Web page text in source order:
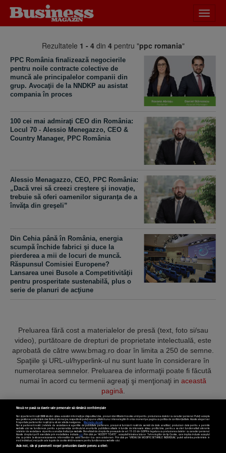
meniu
Rezultatele 1 - 4din 4pentru "ppc romania"
PPC România finalizează negocierile
pentru noile contracte colective de
muncă ale principalelor companii din
grup. Avocaţii de la NNDKP au asistat
compania în proces
100 cei mai admiraţi CEO din România:
Locul 70 - Alessio Menegazzo, CEO &
Country Manager, PPC România
Alessio Menagazzo, CEO, PPC România:
„Dacă vrei să creezi creştere şi inovaţie,
trebuie să oferi oamenilor siguranţa de a
învăţa din greşeli”
Din Cehia până în România, energia
scumpă închide fabrici şi duce la
pierderea a mii de locuri de muncă.
Răspunsul Comisiei Europene?
Lansarea unei Busole a Competitivităţii
pentru prosperitate sustenabilă, plus o
serie de planuri de acţiune
Preluarea fără cost a materialelor de presă (text, foto si/sau
video), purtătoare de drepturi de proprietate intelectuală, este
aprobată de către www.bmag.ro doar în limita a 250 de semne.
Spaţiile şi URL-ul/hyperlink-ul nu sunt luate în considerare în
numerotarea semnelor. Preluarea de informaţii poate fi făcută
numai în acord cu termenii agreaţi şi menţionaţi in această
pagină
Termeni și condiții Confidențialitate Cookies Contact
Copyright © 2025 BUSINESSMEX S.A.
Nouă ne pasă ca datele tale personale să rămână confidențiale
Noi și partenerii noștri589stocăm și/sau accesăm informații pe dispozitivul dvs., precum identificatorii cookie unici pentru prelucrarea datelor cu caracter personal. Puteți accepta
sau gestiona preferințele dvs. făcând clic mai jos, respectiv vă puteți opune utilizării unui interes legitim în orice moment pe pagina cu politica de confidențialitate. Aceste alegeri vor
fi raportate partenerilor noștri și nu vă vor afecta navigarea.
Mai multe detalii
Noi si partenerii nostri (retelele de socializare si agentiile de publicitate partenere, precum si furnizorii nostri de servicii de date analitice) prelucram date pentru a permite
website-ului sa functioneze, pentru a personaliza continutul si anunturile publicitare afisate in functie de interesele si/sau profilul dvs., pentru a va oferi functionalitati aferente
retelelor de socializare si pentru a analiza traficul pe website. Beneficiati de drepturile prevazute de art. 15-22 din GDPR in legatura cu prelucrarea datelor cu caracter personal.
Aceste drepturi pot fi exercitate prin modalitatea indicataaici. Prin click pe “ACCEPT TOATE”, acceptati folosirea tuturor Tehnologiilor de tip Cookie, care implica inclusiv acceptul
dvs. cu privire la stocarea/accesarea informatiilor de catre Vendor-ii cu care colaboram. Prin click pe “VREAU SA MODIFIC SETARILE INDIVIDUAL” puteti schimba preferintele in
mod individual, mai putin cele legate de cookie strict necesare pentru functionarea website-ului.
Atât noi, cât și partenerii noștri prelucrăm datele pentru a oferi: